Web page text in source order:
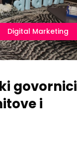
Digital Marketing
govornici
i